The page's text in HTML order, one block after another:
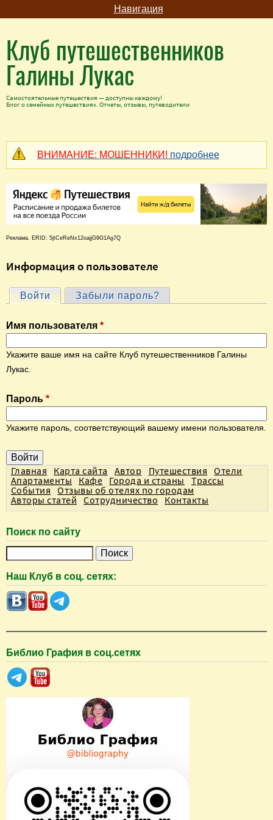
Навигация
Клуб путешественников
Галины Лукас
Самостоятельные путешествия — доступны каждому!
Блог о семейных путешествиях. Отчеты, отзывы, путеводители
ВНИМАНИЕ: МОШЕННИКИ! подробнее
Реклама. ERID: 5jtCeReNx12oajjG9G1Ag7Q
Информация о пользователе
Г
л
а
в
н
е
в
л
а
д
к
и
Войти (активная вкладка)
Забыли пароль?
Имя пользователя *
Укажите ваше имя на сайте Клуб путешественников Галины
Лукас.
Пароль *
Укажите пароль, соответствующий вашему имени пользователя.
Главная Карта сайта Автор Путешествия
Отели
Апартаменты
Кафе Города и страны
Трассы
События
Отзывы об отелях по городам
Авторы статей
Сотрудничество Контакты
Поиск по сайту
и
с
к
Наш Клуб в соц. сетях:
Библио Графия в соц.сетях